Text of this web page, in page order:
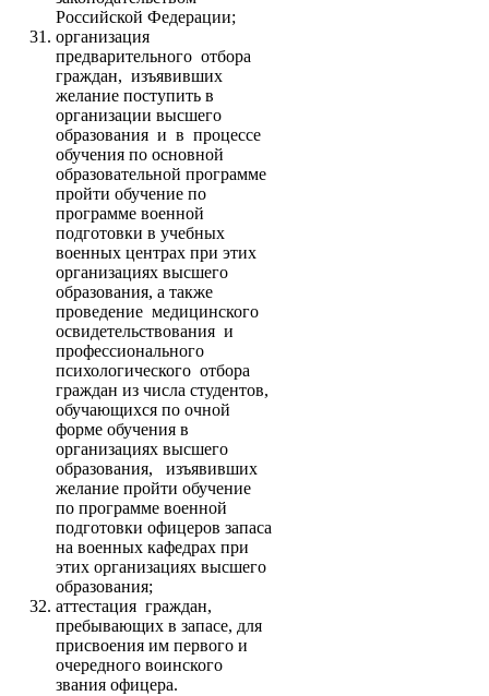
Российской Федерации;
организация
предварительного отбора
граждан, изъявивших
желание поступить в
организации высшего
образования и в процессе
обучения по основной
образовательной программе
пройти обучение по
программе военной
подготовки в учебных
военных центрах при этих
организациях высшего
образования, а также
проведение медицинского
освидетельствования и
профессионального
психологического отбора
граждан из числа студентов,
обучающихся по очной
форме обучения в
организациях высшего
образования, изъявивших
желание пройти обучение
по программе военной
подготовки офицеров запаса
на военных кафедрах при
этих организациях высшего
образования;
аттестация граждан,
пребывающих в запасе, для
присвоения им первого и
очередного воинского
звания офицера.